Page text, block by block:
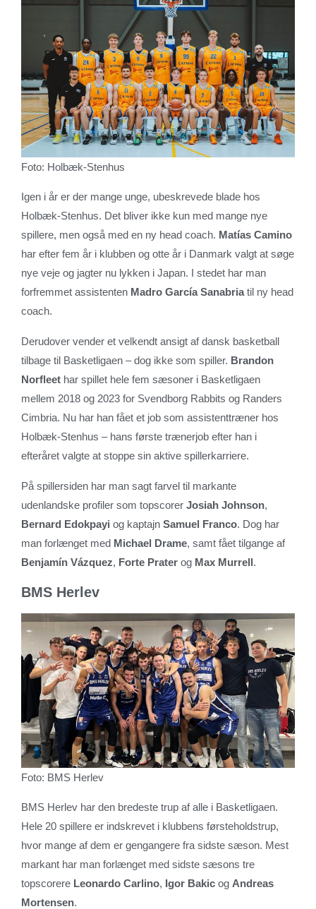
Foto: Holbæk-Stenhus
Igen i år er der mange unge, ubeskrevede blade hos
Holbæk-Stenhus. Det bliver ikke kun med mange nye
spillere, men også med en ny head coach. Matías Camino
har efter fem år i klubben og otte år i Danmark valgt at søge
nye veje og jagter nu lykken i Japan. I stedet har man
forfremmet assistenten Madro García Sanabriatil ny head
coach.
Derudover vender et velkendt ansigt af dansk basketball
tilbage til Basketligaen – dog ikke som spiller. Brandon
Norfleet har spillet hele fem sæsoner i Basketligaen
mellem 2018 og 2023 for Svendborg Rabbits og Randers
Cimbria. Nu har han fået et job som assistenttræner hos
Holbæk-Stenhus – hans første trænerjob efter han i
efteråret valgte at stoppe sin aktive spillerkarriere.
På spillersiden har man sagt farvel til markante
udenlandske profiler som topscorer Josiah Johnson,
Bernard Edokpayi og kaptajn Samuel Franco. Dog har
man forlænget med Michael Drame, samt fået tilgange af
Benjamín Vázquez, Forte Prater og Max Murrell.
BMS Herlev
Foto: BMS Herlev
BMS Herlev har den bredeste trup af alle i Basketligaen.
Hele 20 spillere er indskrevet i klubbens førsteholdstrup,
hvor mange af dem er gengangere fra sidste sæson. Mest
markant har man forlænget med sidste sæsons tre
topscorere Leonardo Carlino, Igor Bakic og Andreas
Mortensen.